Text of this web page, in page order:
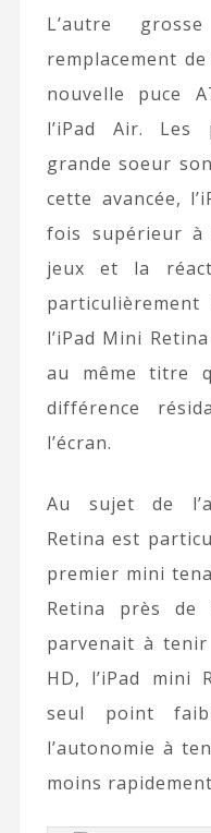
L’autre
remplacement
nouvelle puce
l’iPad Air. Les
grande soeur
cette avancée,
fois supérieur à
jeux et la
l’iPad Mini
au même titre
différence
l’écran.
Au sujet de
Retina est
premier mini
Retina près de
parvenait à
HD, l’iPad mini
seul point
l’autonomie à
moins